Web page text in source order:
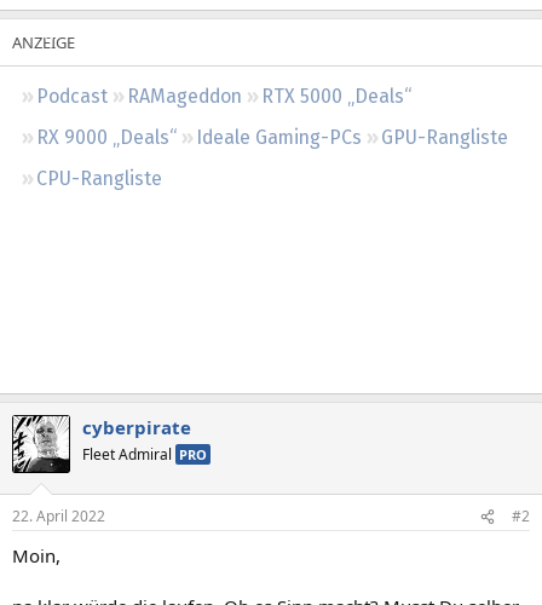
Podcast RAMageddon
RTX 5000 „Deals“
RX 9000 „Deals“
Ideale Gaming-PCs
GPU-Rangliste
CPU-Rangliste
cyberpirate
Fleet Admiral PRO
22. April 2022 #2
Moin,